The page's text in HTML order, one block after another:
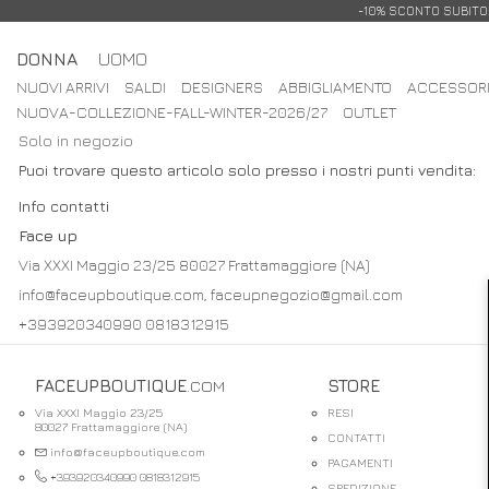
DONNA UOMO
NUOVI ARRIVI SALDI DESIGNERS ABBIGLIAMENTO ACCESSORI
NUOVA-COLLEZIONE-FALL-WINTER-2026/27
OUTLET
-10% SCONTO
Solo in negozio
Puoi trovare questo articolo solo presso i nostri punti vendita:
Info contatti
Face up
Via XXXI Maggio 23/25 80027 Frattamaggiore (NA)
info@faceupboutique.com, faceupnegozio@gmail.com
+393920340990 0818312915
FACEUPBOUTIQUE .COM
Via XXXI Maggio 23/25
80027 Frattamaggiore (NA)
info@faceupboutique.com
+393920340990 0818312915
STORE
RESI
CONTATTI
PAGAMENTI